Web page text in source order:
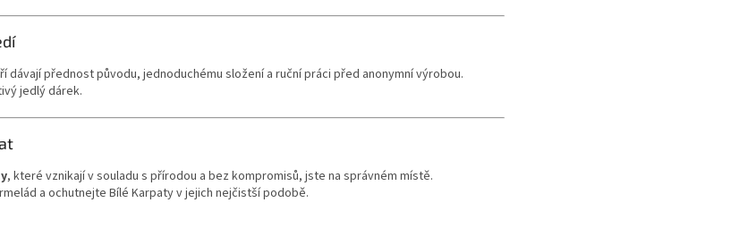
dávají přednost původu, jednoduchému složení a ruční práci před anonymní výrobou.
jedlý dárek.
, které vznikají v souladu s přírodou a bez kompromisů, jste na správném místě.
a ochutnejte Bílé Karpaty v jejich nejčistší podobě.